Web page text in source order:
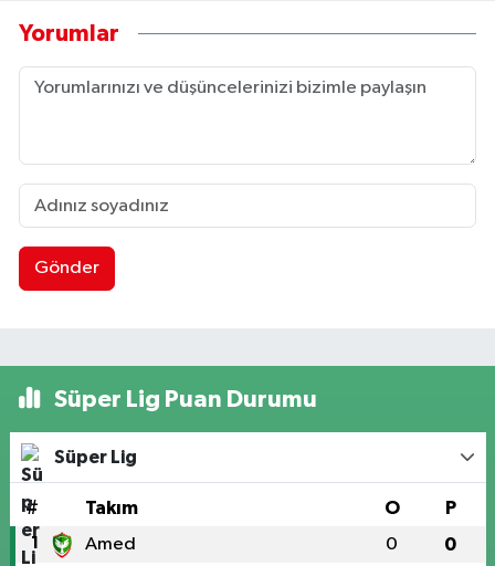
Yorumlar
Gönder
Süper Lig Puan Durumu
Süper Lig
# Takım O P
1 Amed 0 0